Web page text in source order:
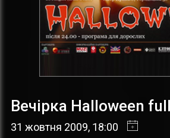
ДОВІДКА
Вечірка Halloween
31 жовтня 2009, 18:00